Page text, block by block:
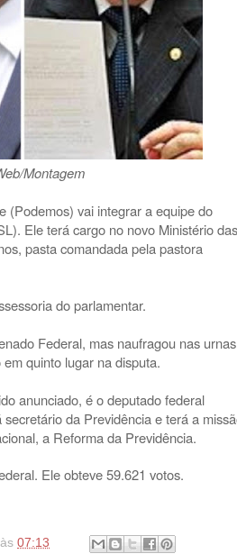
Montagem
(Podemos) vai integrar a equipe do
Ele terá cargo no novo Ministério das
pasta comandada pela pastora
do parlamentar.
Federal, mas naufragou nas
quinto lugar na disputa.
anunciado, é o deputado federal
da Previdência e terá a
a Reforma da Previdência.
Ele obteve 59.621 votos.
às 07:13